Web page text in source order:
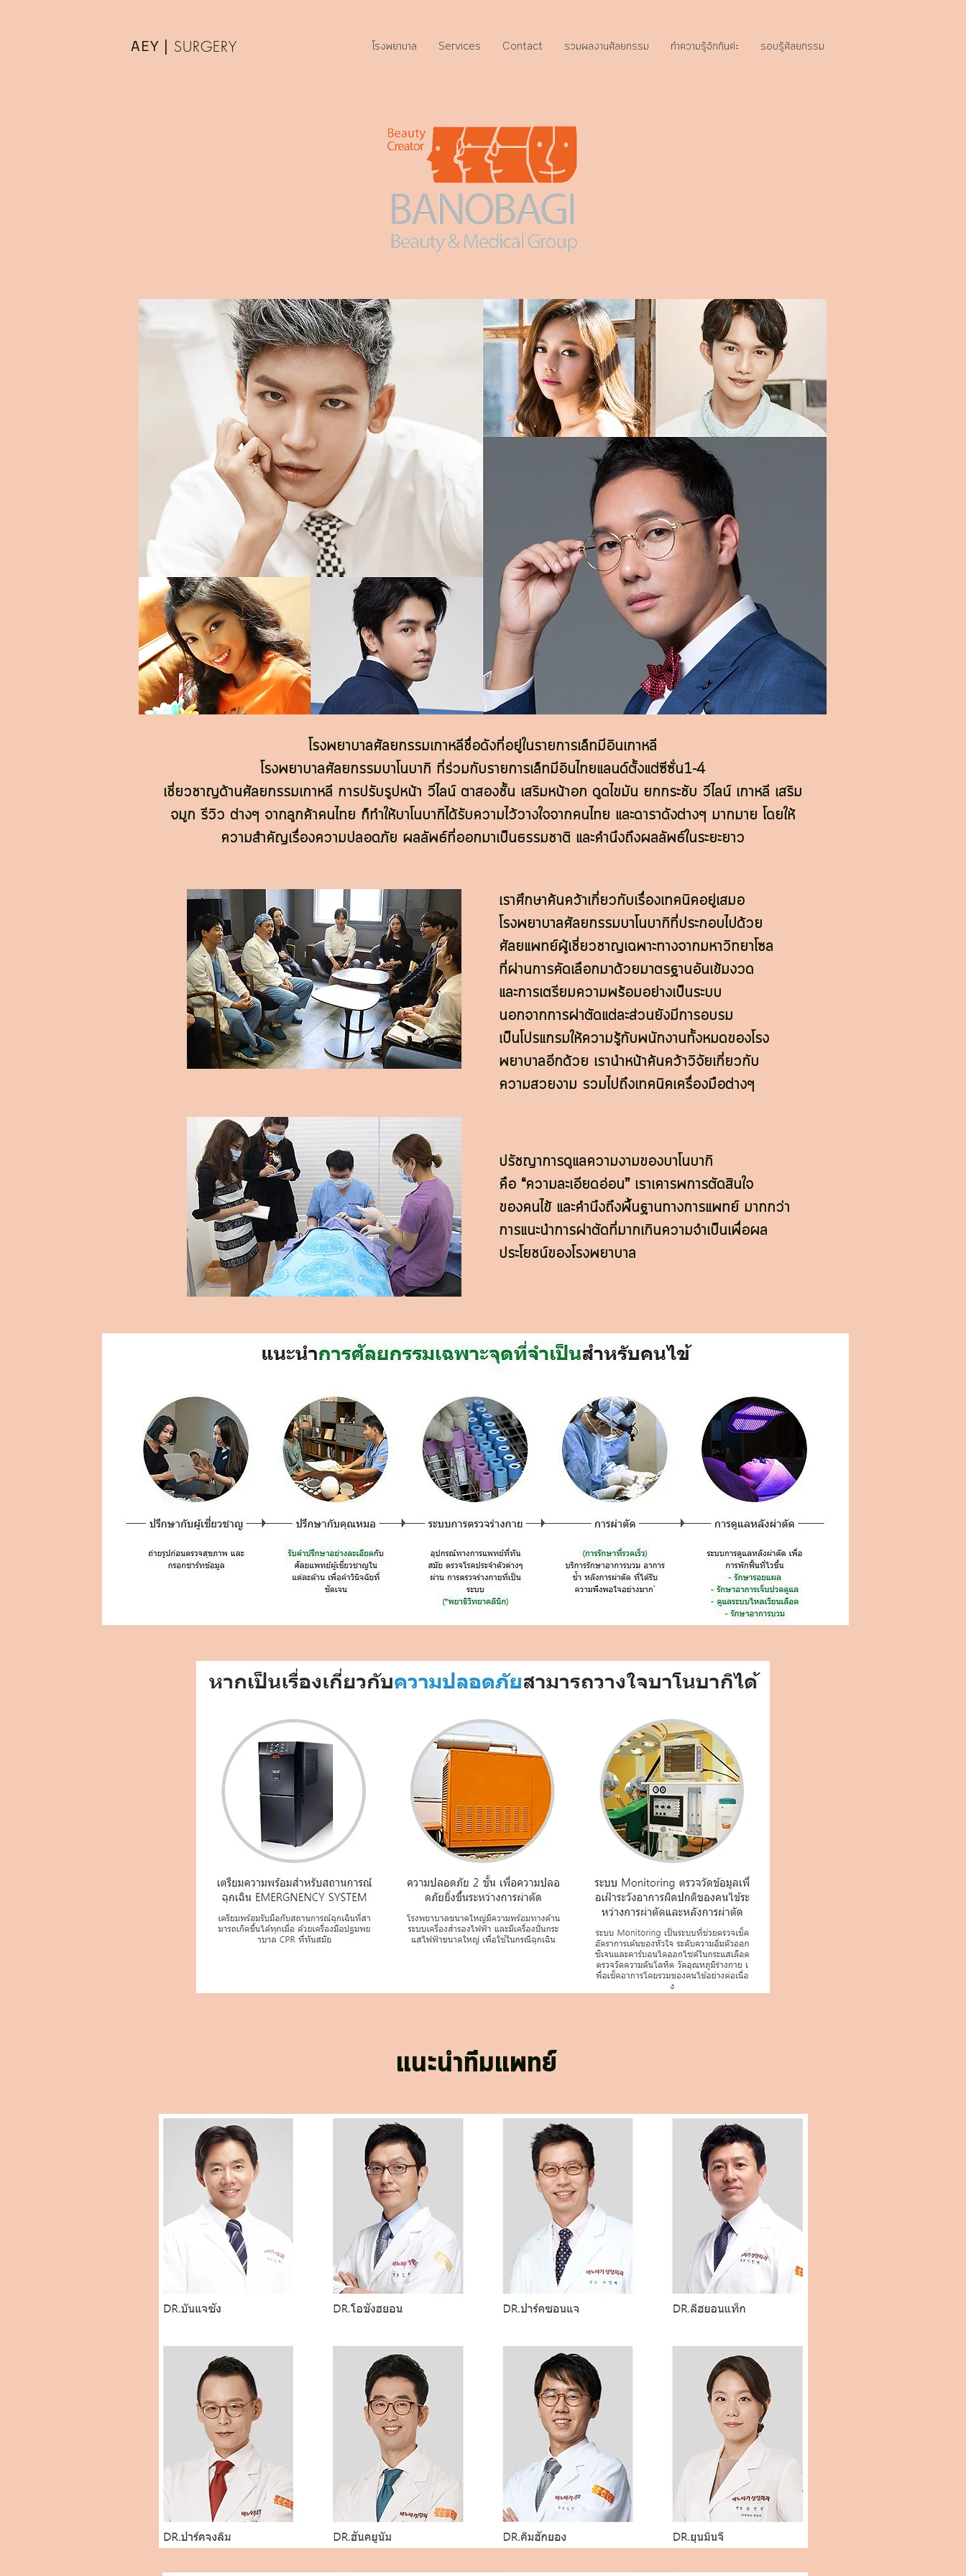
AEY | SURGERY โรงพยาบาล Services Contact รวมผลงานศัลยกรรม ทำความรู้จักกันค่ะ รอบรู้ศัลยกรรม
โรงพยาบาลศัลยกรรมเกาหลีชื่อดังที่อยู่ในรายการเล็ทมีอินเกาหลี
โรงพยาบาลศัลยกรรมบาโนบากิ ที่ร่วมกับรายการเล็ทมีอินไทยแลนด์ตั้งแต่ซีซั่น1-4
เชี่ยวชาญด้านศัลยกรรมเกาหลี การปรับรูปหน้า วีไลน์ ตาสองชั้น เสริมหน้าอก ดูดไขมัน ยกกระชับ วีไลน์ เกาหลี เสริม
จมูก รีวิว ต่างๆ จากลูกค้าคนไทย ก็ทำให้บาโนบากิได้รับความไว้วางใจจากคนไทย และดาราดังต่างๆ มากมาย โดยให้
ความสำคัญเรื่องความปลอดภัย ผลลัพธ์ที่ออกมาเป็นธรรมชาติ และคำนึงถึงผลลัพธ์ในระยะยาว
เราศึกษาค้นคว้าเกี่ยวกับเรื่องเทคนิคอยู่เสมอ
โรงพยาบาลศัลยกรรมบาโนบากิที่ประกอบไปด้วย
ศัลยแพทย์ผู้เชี่ยวชาญเฉพาะทางจากมหาวิทยาโซล
ที่ผ่านการคัดเลือกมาด้วยมาตรฐานอันเข้มงวด
และการเตรียมความพร้อมอย่างเป็นระบบ
นอกจากการผ่าตัดแต่ละส่วนยังมีการอบรม
เป็นโปรแกรมให้ความรู้กับพนักงานทั้งหมดของโรง
พยาบาลอีกด้วย เรานำหน้าค้นคว้าวิจัยเกี่ยวกับ
ความสวยงาม รวมไปถึงเทคนิคเครื่องมือต่างๆ
ปรัชญาการดูแลความงามของบาโนบากิ
คือ “ความละเอียดอ่อน” เราเคารพการตัดสินใจ
ของคนไข้ และคำนึงถึงพื้นฐานทางการแพทย์ มากกว่า
การแนะนำการผ่าตัดที่มากเกินความจำเป็นเพื่อผล
ประโยชน์ของโรงพยาบาล
แนะนำทีมแพทย์